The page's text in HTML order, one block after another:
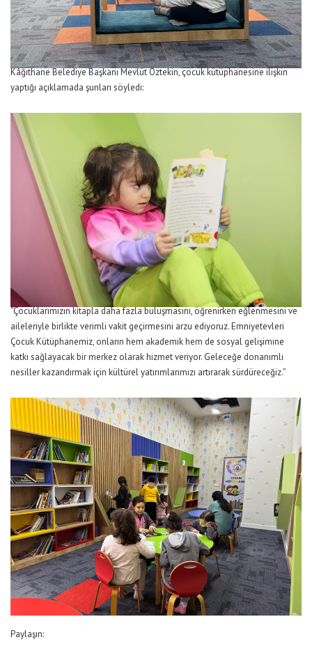
Kâğıthane Belediye Başkanı Mevlüt Öztekin, çocuk kütüphanesine ilişkin
yaptığı açıklamada şunları söyledi:
“Çocuklarımızın kitapla daha fazla buluşmasını, öğrenirken eğlenmesini ve
aileleriyle birlikte verimli vakit geçirmesini arzu ediyoruz. Emniyetevleri
Çocuk Kütüphanemiz, onların hem akademik hem de sosyal gelişimine
katkı sağlayacak bir merkez olarak hizmet veriyor. Geleceğe donanımlı
nesiller kazandırmak için kültürel yatırımlarımızı artırarak sürdüreceğiz.”
Paylaşın: